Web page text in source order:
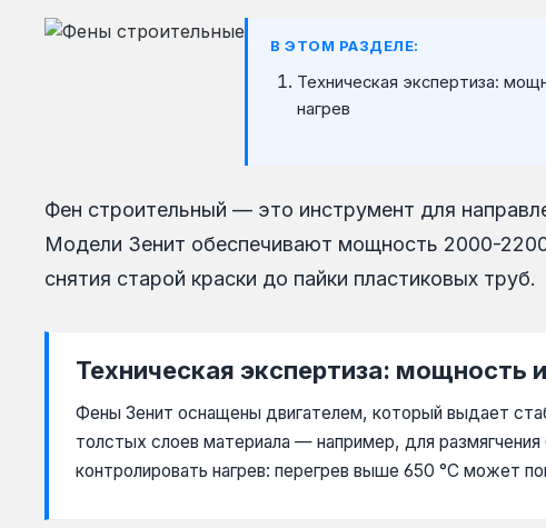
В ЭТОМ РАЗДЕЛЕ:
Техническая экспертиза:
нагрев
Фен строительный — это инструмент для
Модели Зенит обеспечивают мощность 2000-
снятия старой краски до пайки пластиковых труб.
Техническая экспертиза: мощность
Фены Зенит оснащены двигателем, который выдает
толстых слоев материала — например, для
контролировать нагрев: перегрев выше 650 °C может